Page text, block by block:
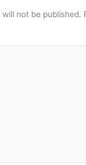
not be published.